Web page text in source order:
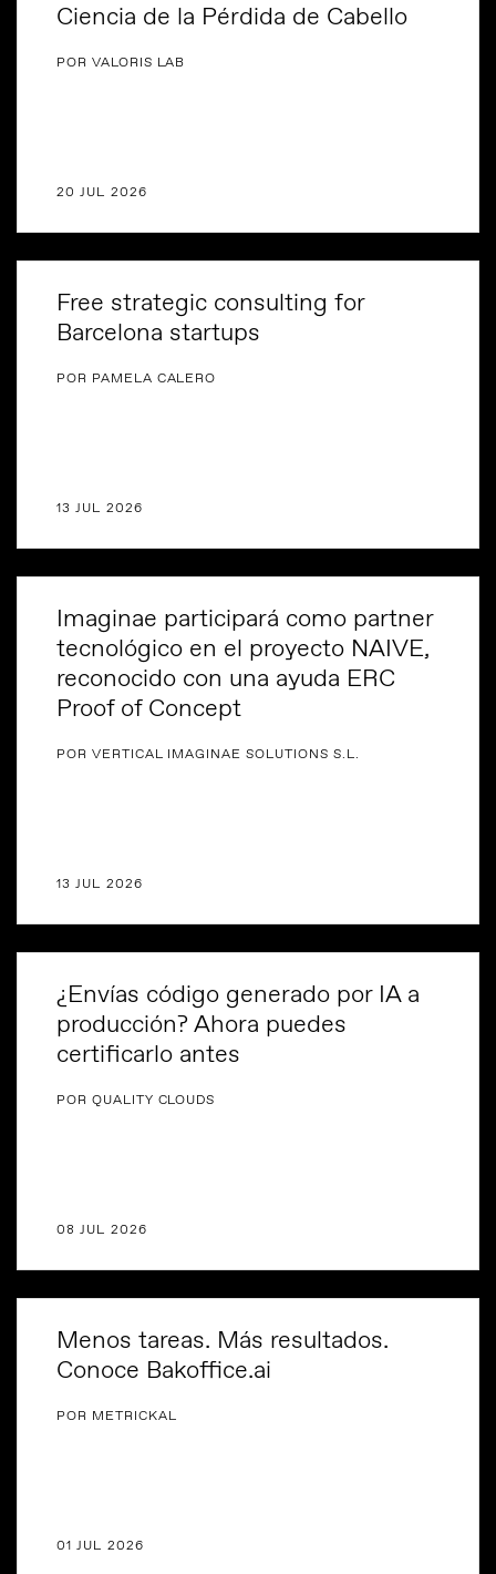
Ciencia de la Pérdida de Cabello
POR VALORIS LAB
20 JUL 2026
Free strategic consulting for
Barcelona startups
POR PAMELA CALERO
13 JUL 2026
Imaginae participará como partner
tecnológico en el proyecto NAIVE,
reconocido con una ayuda ERC
Proof of Concept
POR VERTICAL IMAGINAE SOLUTIONS S.L.
13 JUL 2026
¿Envías código generado por IA a
producción? Ahora puedes
certificarlo antes
POR QUALITY CLOUDS
08 JUL 2026
Menos tareas. Más resultados.
Conoce Bakoffice.ai
POR METRICKAL
01 JUL 2026